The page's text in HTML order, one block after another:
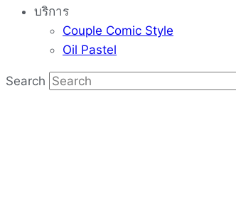
บริการ
Couple Comic Style
Oil Pastel
Search